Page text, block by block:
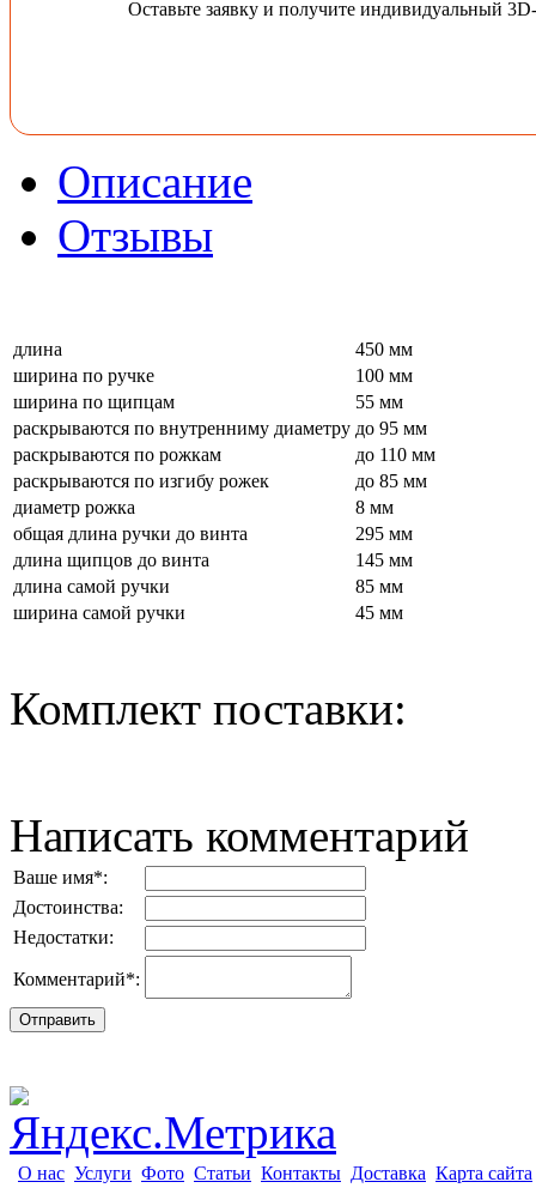
Оставьте заявку и получите индивидуальный
Описание
Отзывы
длина
450 мм
ширина по ручке
100 мм
ширина по щипцам
55 мм
раскрываются по внутренниму диаметру до 95 мм
раскрываются по рожкам
до 110 мм
раскрываются по изгибу рожек
до 85 мм
диаметр рожка
8 мм
общая длина ручки до винта
295 мм
длина щипцов до винта
145 мм
длина самой ручки
85 мм
ширина самой ручки
45 мм
Комплект поставки:
Написать комментарий
Ваше имя*:
Достоинства:
Недостатки:
Комментарий*:
О нас Услуги Фото Статьи Контакты Доставка Карта сайта